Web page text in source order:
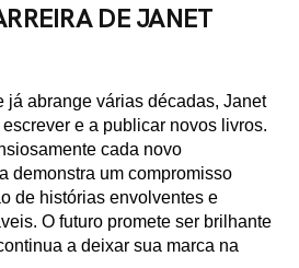
DE JANET
já abrange várias décadas, Janet
e a publicar novos livros.
cada novo
demonstra um compromisso
de histórias envolventes e
O futuro promete ser brilhante
a deixar sua marca na